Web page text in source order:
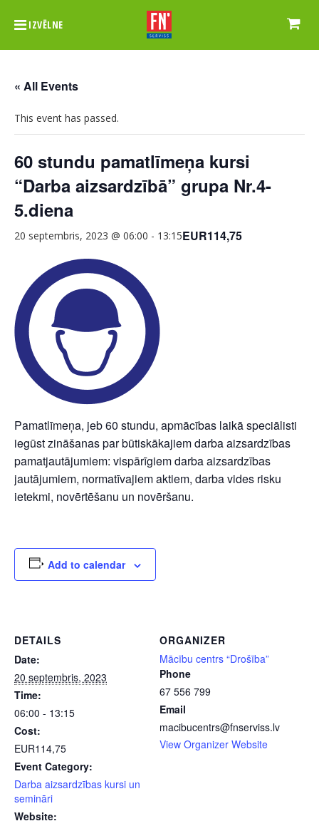
IZVĒLNE
« All Events
This event has passed.
60 stundu pamatlīmeņa kursi
“Darba aizsardzībā” grupa Nr.4-
5.diena
20 septembris, 2023 @ 06:00 - 13:15EUR114,75
Pamatlīmeņa, jeb 60 stundu, apmācības laikā speciālisti
iegūst zināšanas par būtiskākajiem darba aizsardzības
pamatjautājumiem: vispārīgiem darba aizsardzības
jautājumiem, normatīvajiem aktiem, darba vides risku
ietekmi, novērtēšanu un novēršanu.
Add to calendar
DETAILS
Date:
20 septembris, 2023
Time:
06:00 - 13:15
Cost:
EUR114,75
Event Category:
Darba aizsardzības kursi un
semināri
Website:
ORGANIZER
Mācību centrs “Drošība”
Phone
67 556 799
Email
macibucentrs@fnserviss.lv
View Organizer Website